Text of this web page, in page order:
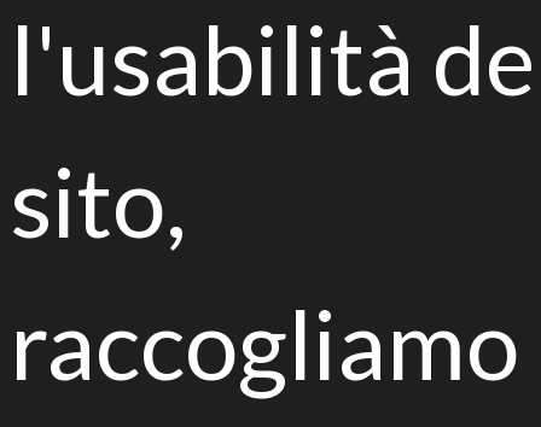
futuro
consumo di suolo e uso sostenibile delle risorse
l'usabilità
sito,
raccogliamo